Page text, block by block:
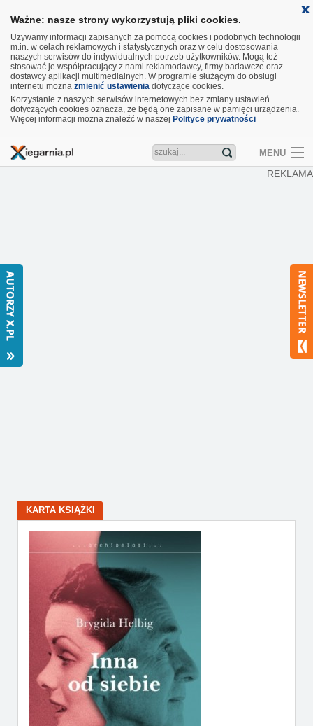
Ważne: nasze strony wykorzystują pliki cookies.
Używamy informacji zapisanych za pomocą cookies i podobnych technologii
m.in. w celach reklamowych i statystycznych oraz w celu dostosowania
naszych serwisów do indywidualnych potrzeb użytkowników. Mogą też
stosować je współpracujący z nami reklamodawcy, firmy badawcze oraz
dostawcy aplikacji multimedialnych. W programie służącym do obsługi
internetu można zmienić ustawienia dotyczące cookies.
Korzystanie z naszych serwisów internetowych bez zmiany ustawień
dotyczących cookies oznacza, że będą one zapisane w pamięci urządzenia.
Więcej informacji można znaleźć w naszej Polityce prywatności
MENU
REKLAMA
KARTA KSIĄŻKI